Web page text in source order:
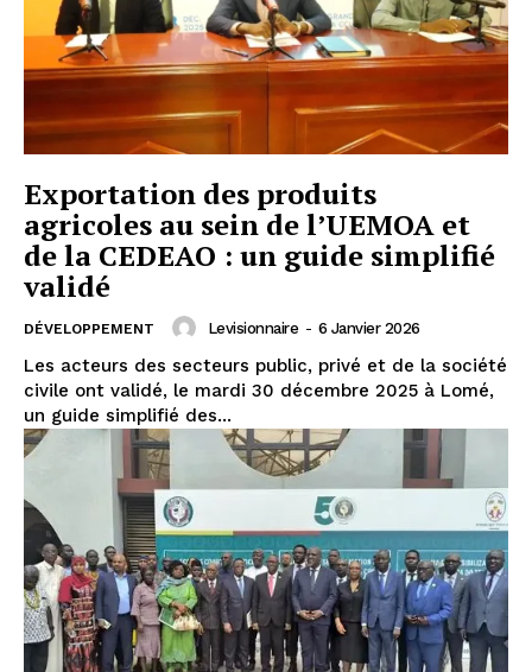
Exportation des produits
agricoles au sein de l’UEMOA et
de la CEDEAO : un guide simplifié
validé
DÉVELOPPEMENT Levisionnaire - 6 Janvier 2026
Les acteurs des secteurs public, privé et de la société
civile ont validé, le mardi 30 décembre 2025 à Lomé,
un guide simplifié des...